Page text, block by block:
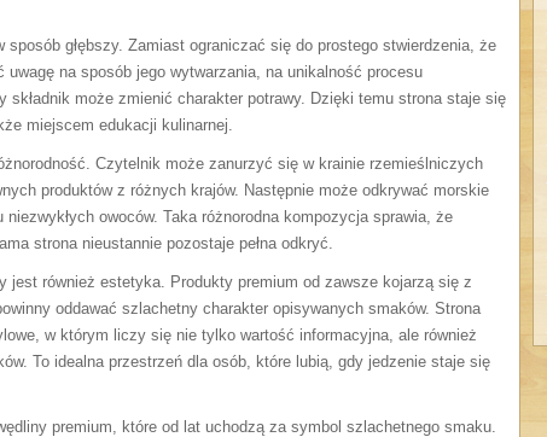
sposób głębszy. Zamiast ograniczać się do prostego stwierdzenia, że
na sposób jego wytwarzania, na unikalność procesu
składnik może zmienić charakter potrawy. Dzięki temu strona staje się
miejscem edukacji kulinarnej.
Czytelnik może zanurzyć się w krainie rzemieślniczych
produktów z różnych krajów. Następnie może odkrywać morskie
owoców. Taka różnorodna kompozycja sprawia, że
strona nieustannie pozostaje pełna odkryć.
jest również estetyka. Produkty premium od zawsze kojarzą się z
oddawać szlachetny charakter opisywanych smaków. Strona
w którym liczy się nie tylko wartość informacyjna, ale również
To idealna przestrzeń dla osób, które lubią, gdy jedzenie staje się
premium, które od lat uchodzą za symbol szlachetnego smaku.